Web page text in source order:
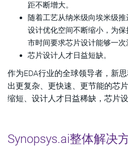
距不断增大。
随着工艺从纳米级向埃米级
设计优化空间不断缩小，为
市时间要求芯片设计能够一次
芯片设计人才日益短缺。
作为EDA行业的全球领导者，新
出更复杂、更快速、更节能的芯
缩短、设计人才日益稀缺，芯片
Synopsys.ai整体解决